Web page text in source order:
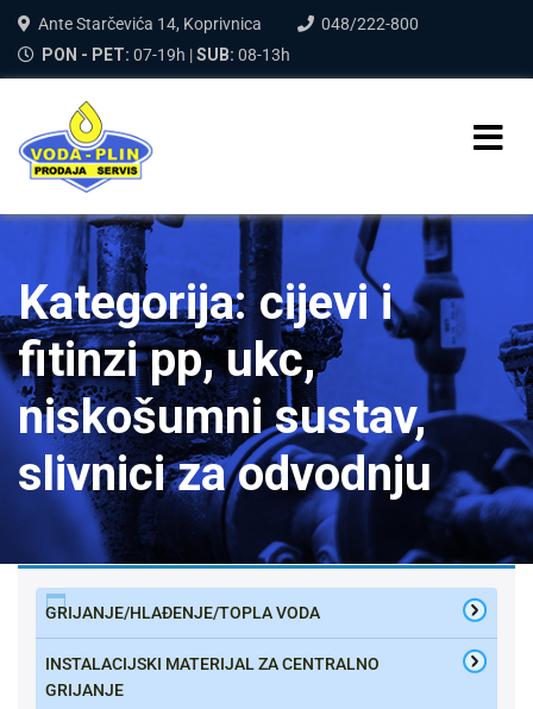
Ante Starčevića 14, Koprivnica
048/222-800
PON - PET: 07-19h |SUB: 08-13h
Kategorija:cijevi i
fitinzi pp, ukc,
niskošumni sustav,
slivnici za odvodnju
GRIJANJE/HLAĐENJE/TOPLA VODA
INSTALACIJSKI MATERIJAL ZA CENTRALNO
GRIJANJE